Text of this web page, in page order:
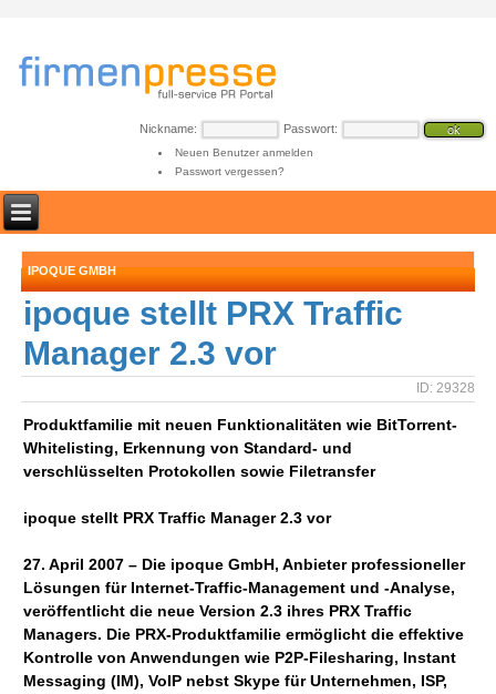
Nickname: Passwort:
Neuen Benutzer anmelden
Passwort vergessen?
IPOQUE GMBH
ipoque stellt PRX Traffic
Manager 2.3 vor
ID: 29328
Produktfamilie mit neuen Funktionalitäten wie BitTorrent-
Whitelisting, Erkennung von Standard- und
verschlüsselten Protokollen sowie Filetransfer
ipoque stellt PRX Traffic Manager 2.3 vor
27. April 2007 – Die ipoque GmbH, Anbieter professioneller
Lösungen für Internet-Traffic-Management und -Analyse,
veröffentlicht die neue Version 2.3 ihres PRX Traffic
Managers. Die PRX-Produktfamilie ermöglicht die effektive
Kontrolle von Anwendungen wie P2P-Filesharing, Instant
Messaging (IM), VoIP nebst Skype für Unternehmen, ISP,